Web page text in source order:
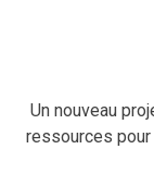
Un nouveau
ressources pour